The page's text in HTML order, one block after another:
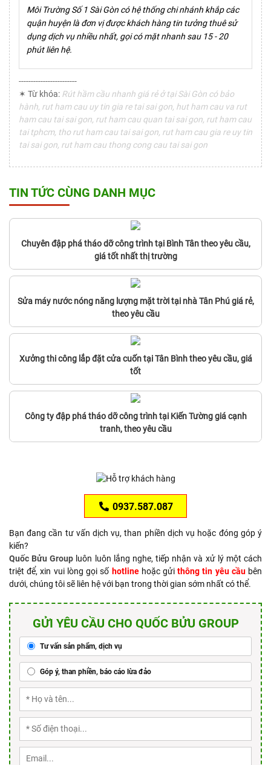
Môi Trường Số 1 Sài Gòn có hệ thống chi nhánh khắp các
quận huyện là đơn vị được khách hàng tin tưởng thuê sử
dụng dịch vụ nhiều nhất, gọi có mặt nhanh sau 15 - 20
phút liên hệ.
------------------------
✶ Từ khóa: Rút hầm cầu nhanh giá rẻ ở tại Sài Gòn có bảo
hành, rut ham cau uy tin gia re tai sai gon, hut ham cau va rut
ham cau tai sai gon, rut ham cau quan tai sai gon, rut ham cau
tai tphcm, tho rut ham cau tai sai gon, rut ham cau gia re uy tin
tai sai gon, rut ham cau thong cong cau tai sai gon
TIN TỨC CÙNG DANH MỤC
Chuyên đập phá tháo dỡ công trình tại Bình Tân theo yêu cầu,
giá tốt nhất thị trường
Sửa máy nước nóng năng lượng mặt trời tại nhà Tân Phú giá rẻ,
theo yêu cầu
Xưởng thi công lắp đặt cửa cuốn tại Tân Bình theo yêu cầu, giá
tốt
Công ty đập phá tháo dỡ công trình tại Kiến Tường giá cạnh
tranh, theo yêu cầu
0937.587.087
Bạn đang cần tư vấn dịch vụ, than phiền dịch vụ hoặc đóng góp ý
kiến?
Quốc Bửu Group luôn luôn lắng nghe, tiếp nhận và xử lý một cách
triệt để, xin vui lòng gọi số hotlinehoặc gửithông tin yêu cầubên
dưới, chúng tôi sẽ liên hệ với bạn trong thời gian sớm nhất có thể.
GỬI YÊU CẦU CHO QUỐC BỬU GROUP
Tư vấn sản phẩm, dịch vụ
Góp ý, than phiền, báo cáo lừa đảo